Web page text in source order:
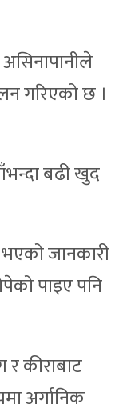
गरिएको छ ।
बढी खुद
भएको जानकारी
पाइए पनि
र कीराबाट
अर्गानिक